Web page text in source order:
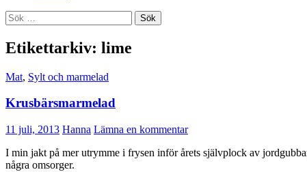
Sök
efter:
Etikettarkiv: lime
Mat, Sylt och marmelad
Krusbärsmarmelad
11 juli, 2013 Hanna Lämna en kommentar
I min jakt på mer utrymme i frysen inför årets självplock av
några omsorger.